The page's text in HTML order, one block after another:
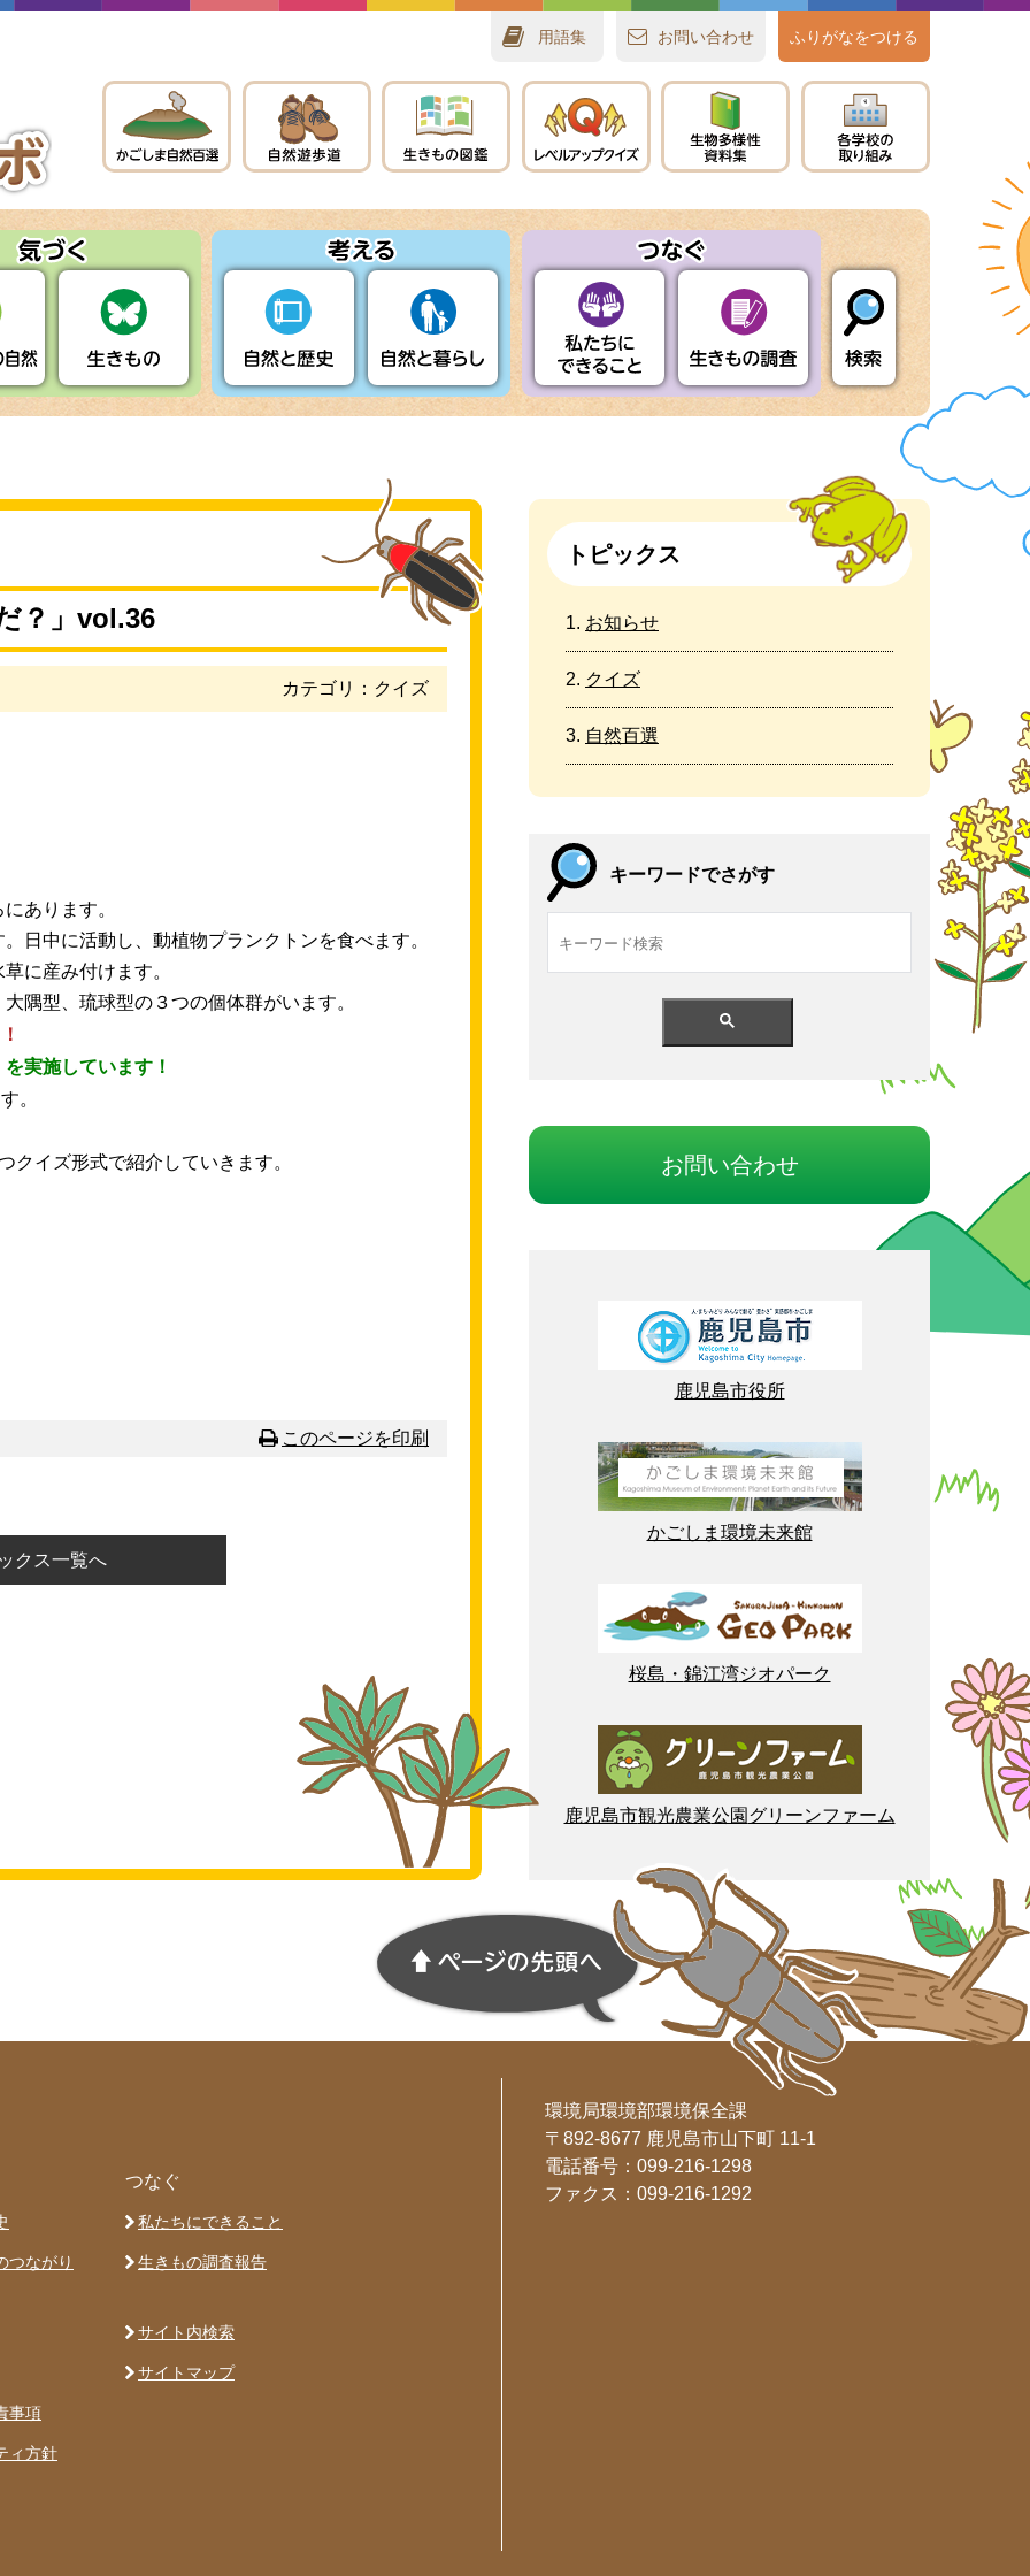
用語集 お問い合わせ ふりがなをつける
？」vol.36
カテゴリ：クイズ
にあります。
日中に活動 し、 動植物プランクトンを食べます。
草に産み付けます。
大隅型 琉球型の３つの個体群がいます。
を実施しています！
。
クイズ形式で紹介 していきます。
このページを印刷
クス一覧へ
トピックス
お知らせ
クイズ
自然百選
キーワードでさがす
お問い合わせ
鹿児島市役所
かごしま 環境未来館
桜島 ・ 錦江湾ジオパーク
鹿児島市観光農業公園 グリーンファーム
つながり
つなぐ
私たちにできること
生きもの調査報告
事項
ィ方針
サイト内検索
サイトマップ
環境局環境部環境保全課
〒892-8677 鹿児島市山下町 11-1
電話番号：099-216-1298
ファクス：099-216-1292